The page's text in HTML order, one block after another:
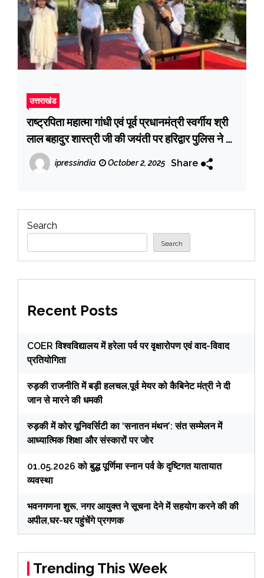
उत्तराखंड
राष्ट्रपिता महात्मा गांधी एवं पूर्व प्रधानमंत्री स्वर्गीय श्री
लाल बहादुर शास्त्री जी की जयंती पर हरिद्वार पुलिस ने दी
श्रद्धांजलि
ipressindia October 2, 2025 Share
Search
Search
Recent Posts
COER विश्वविद्यालय में हरेला पर्व पर वृक्षारोपण एवं वाद-विवाद
प्रतियोगिता
रुड़की राजनीति में बड़ी हलचल,पूर्व मेयर को कैबिनेट मंत्री ने दी
जान से मारने की धमकी
रुड़की में कोर यूनिवर्सिटी का ‘सनातन मंथन’: संत सम्मेलन में
आध्यात्मिक शिक्षा और संस्कारों पर जोर
01.05.2026 को बुद्ध पूर्णिमा स्नान पर्व के दृष्टिगत यातायात
व्यवस्था
भवनगणना शुरू, नगर आयुक्त ने सूचना देने में सहयोग करने की की
अपील,घर-घर पहुंचेंगे प्रगणक
Trending This Week